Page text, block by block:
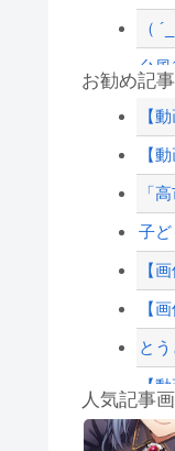
（
台
ロ
暴
韓
【
【
【
お勧め記事
【
【
「
子
【
【
と
【
【
人気記事